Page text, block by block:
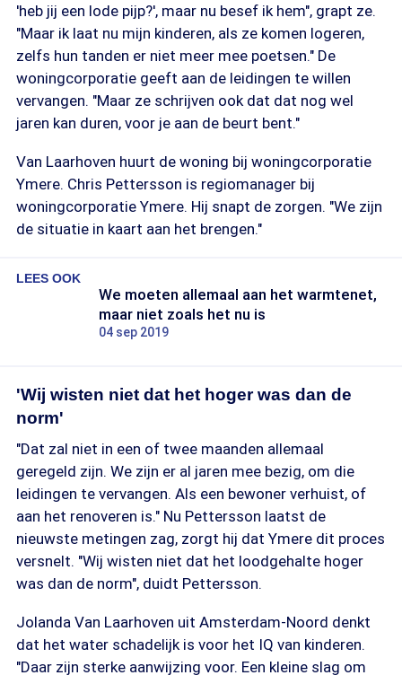
'heb jij een lode pijp?', maar nu besef ik hem", grapt ze.
"Maar ik laat nu mijn kinderen, als ze komen logeren,
zelfs hun tanden er niet meer mee poetsen." De
woningcorporatie geeft aan de leidingen te willen
vervangen. "Maar ze schrijven ook dat dat nog wel
jaren kan duren, voor je aan de beurt bent."
Van Laarhoven huurt de woning bij woningcorporatie
Ymere. Chris Pettersson is regiomanager bij
woningcorporatie Ymere. Hij snapt de zorgen. "We zijn
de situatie in kaart aan het brengen."
LEES OOK
We moeten allemaal aan het warmtenet,
maar niet zoals het nu is
04 sep 2019
'Wij wisten niet dat het hoger was dan de
norm'
"Dat zal niet in een of twee maanden allemaal
geregeld zijn. We zijn er al jaren mee bezig, om die
leidingen te vervangen. Als een bewoner verhuist, of
aan het renoveren is." Nu Pettersson laatst de
nieuwste metingen zag, zorgt hij dat Ymere dit proces
versnelt. "Wij wisten niet dat het loodgehalte hoger
was dan de norm", duidt Pettersson.
Jolanda Van Laarhoven uit Amsterdam-Noord denkt
dat het water schadelijk is voor het IQ van kinderen.
"Daar zijn sterke aanwijzing voor. Een kleine slag om